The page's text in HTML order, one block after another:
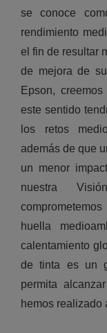
se conoce
rendimiento
el fin de resultar
de mejora de
Epson,
este sentido
los retos
además de que
un menor
nuestra
huella
calentamiento
de tinta es un
permita
hemos realizado